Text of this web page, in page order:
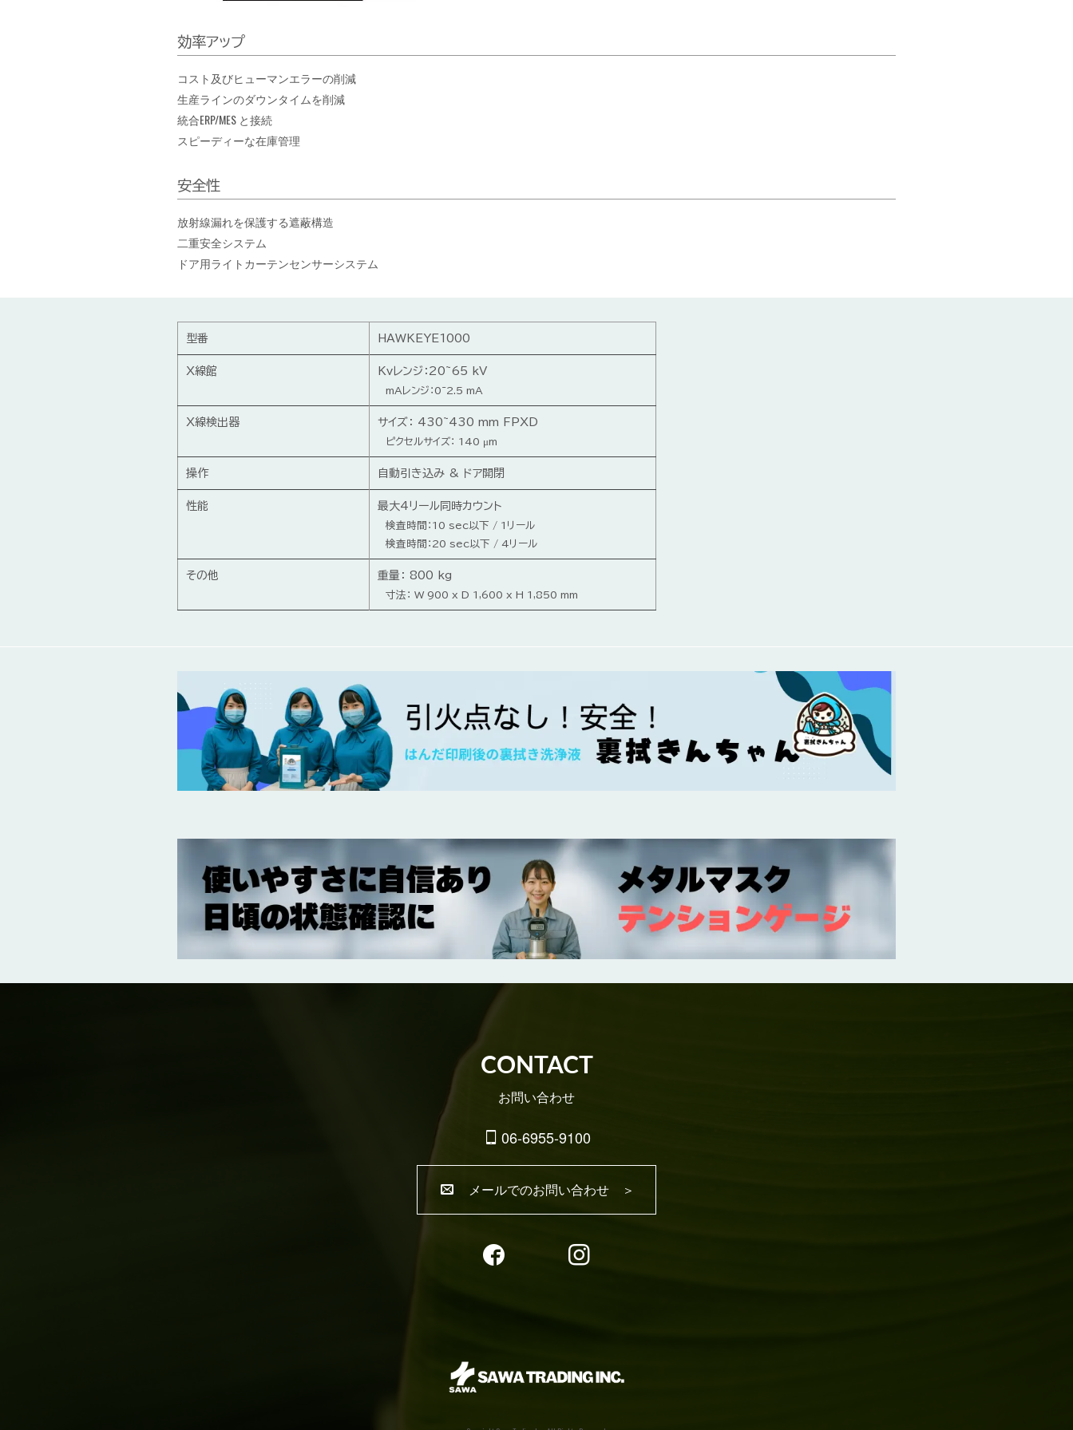
効率アップ
コスト及びヒューマンエラーの削減
生産ラインのダウンタイムを削減
統合ERP/MES と接続
スピーディーな在庫管理
安全性
放射線漏れを保護する遮蔽構造
二重安全システム
ドア用ライトカーテンセンサーシステム
型番 HAWKEYE1000
X線館 Kvレンジ：20~65 kV
mAレンジ：0~2.5 mA
X線検出器 サイズ： 430~430 mm FPXD
ピクセルサイズ： 140 μm
操作 自動引き込み & ドア開閉
性能 最大4リール同時カウント
検査時間：10 sec以下 / 1リール
検査時間：20 sec以下 / 4リール
その他 重量： 800 kg
寸法： W 900 x D 1,600 x H 1,850 mm
CONTACT
お問い合わせ
06-6955-9100
メールでのお問い合わせ ＞